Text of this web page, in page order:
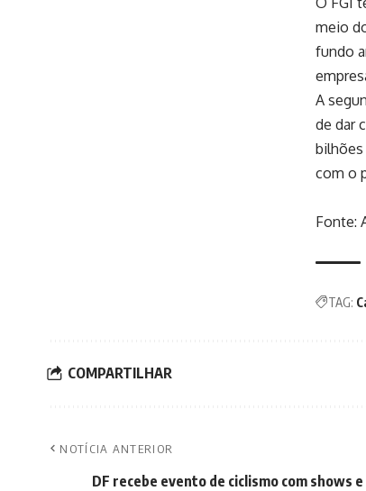
meio
fundo
A
de dar
bilhões
com o
Fonte:
TAG:
COMPARTILHAR
NOTÍCIA ANTERIOR
DF recebe evento de ciclismo com shows